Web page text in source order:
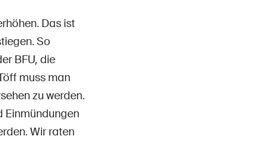
Das ist
So
BFU, die
muss man
zu werden.
Einmündungen
Wir raten